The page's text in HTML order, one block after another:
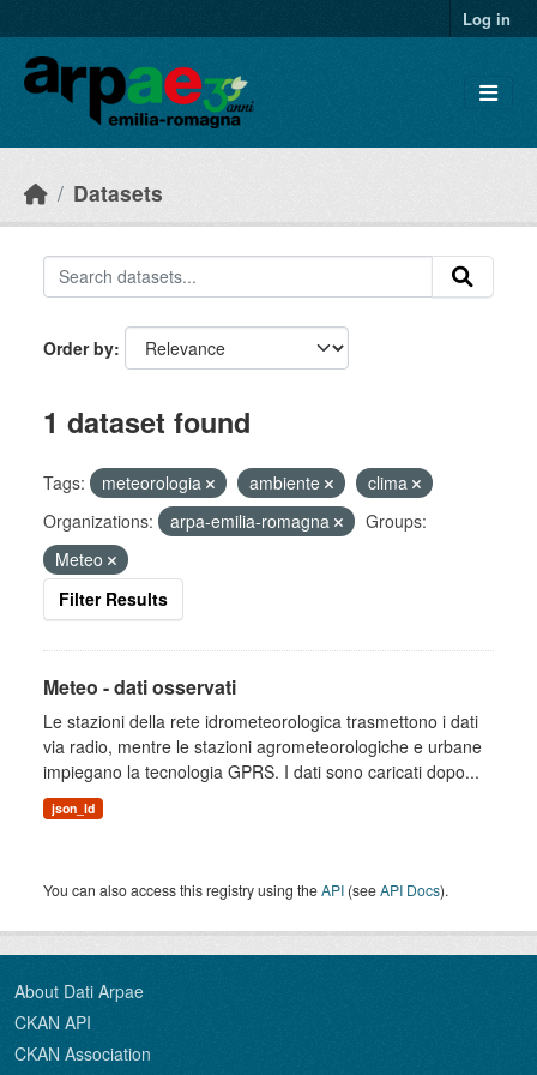
Log in
Datasets
Order by
1 dataset found
Tags: meteorologia ambiente
clima
Organizations:
arpa-emilia-romagna
Groups:
Meteo
Filter Results
Meteo - dati osservati
Le stazioni della rete idrometeorologica trasmettono i dati
via radio, mentre le stazioni agrometeorologiche e urbane
impiegano la tecnologia GPRS. I dati sono caricati dopo...
json_ld
You can also access this registry using theAPI (seeAPI Docs).
About Dati Arpae
CKAN API
CKAN Association